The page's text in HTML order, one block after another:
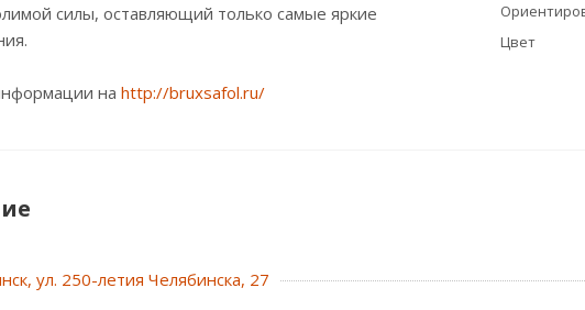
силы, оставляющий только самые яркие
на http://bruxsafol.ru/
Цвет
ул. 250-летия Челябинска, 27